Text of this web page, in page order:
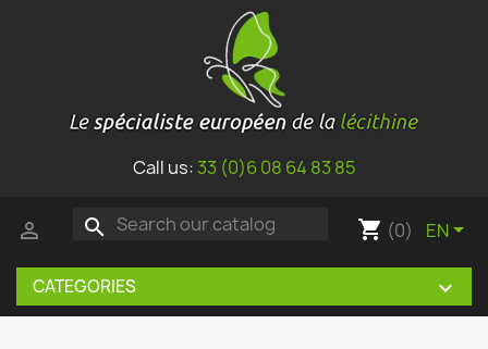
Call us: 33 (0)6 08 64 83 85
 search shopping_cart (0) EN
CATEGORIES 